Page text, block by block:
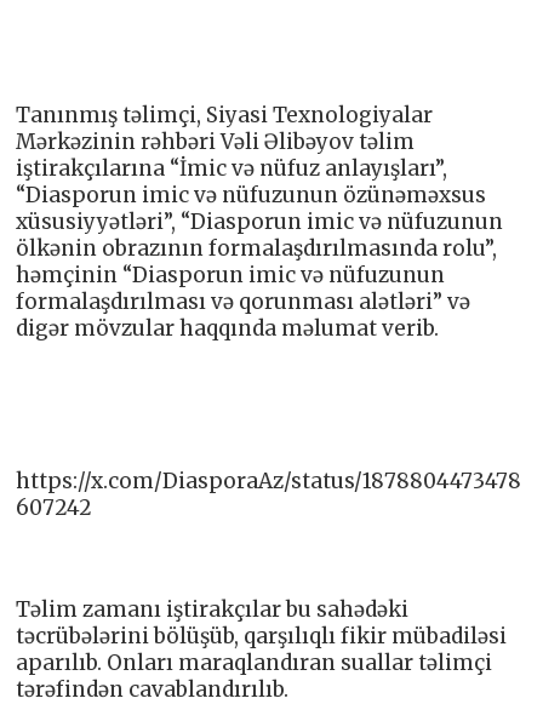
Tanınmış təlimçi, Siyasi Texnologiyalar
Mərkəzinin rəhbəri Vəli Əlibəyov təlim
iştirakçılarına “İmic və nüfuz anlayışları”,
“Diasporun imic və nüfuzunun özünəməxsus
xüsusiyyətləri”, “Diasporun imic və nüfuzunun
ölkənin obrazının formalaşdırılmasında rolu”,
həmçinin “Diasporun imic və nüfuzunun
formalaşdırılması və qorunması alətləri” və
digər mövzular haqqında məlumat verib.
https://x.com/DiasporaAz/status/1878804473478
607242
Təlim zamanı iştirakçılar bu sahədəki
təcrübələrini bölüşüb, qarşılıqlı fikir mübadiləsi
aparılıb. Onları maraqlandıran suallar təlimçi
tərəfindən cavablandırılıb.